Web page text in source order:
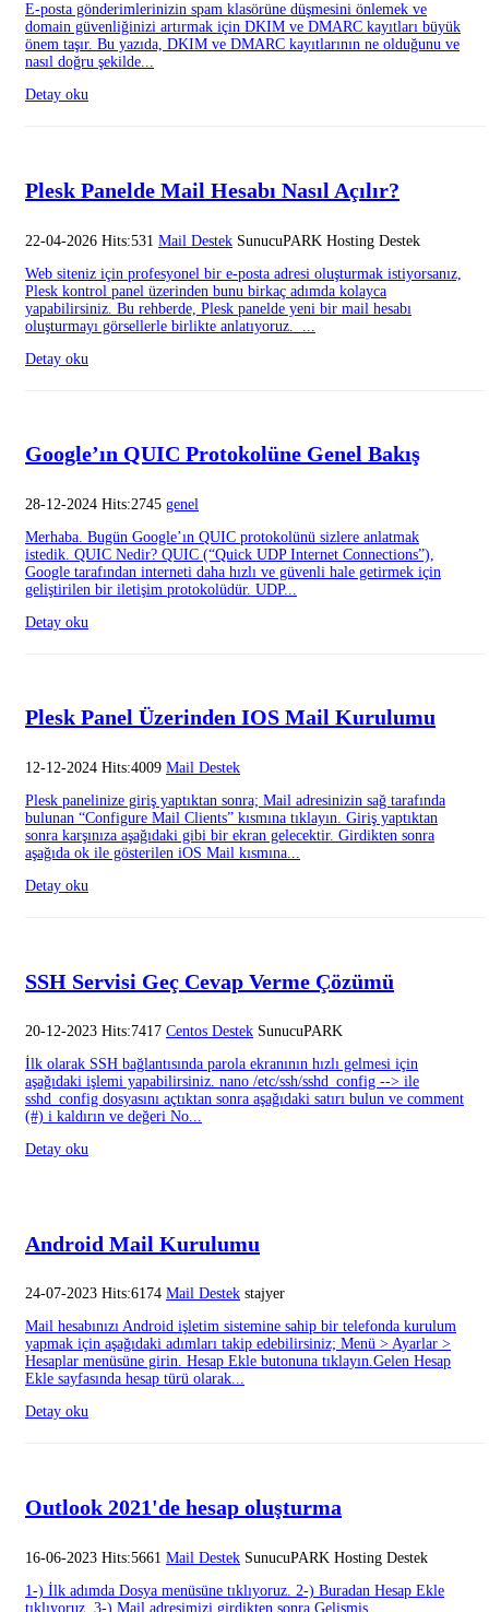
E-posta gönderimlerinizin spam klasörüne düşmesini önlemek ve
domain güvenliğinizi artırmak için DKIM ve DMARC kayıtları büyük
önem taşır. Bu yazıda, DKIM ve DMARC kayıtlarının ne olduğunu ve
nasıl doğru şekilde...
Detay oku
Plesk Panelde Mail Hesabı Nasıl Açılır?
22-04-2026 Hits:531 Mail Destek SunucuPARK Hosting Destek
Web siteniz için profesyonel bir e-posta adresi oluşturmak istiyorsanız,
Plesk kontrol panel üzerinden bunu birkaç adımda kolayca
yapabilirsiniz. Bu rehberde, Plesk panelde yeni bir mail hesabı
oluşturmayı görsellerle birlikte anlatıyoruz. ...
Detay oku
Google’ın QUIC Protokolüne Genel Bakış
28-12-2024 Hits:2745 genel
Merhaba. Bugün Google’ın QUIC protokolünü sizlere anlatmak
istedik. QUIC Nedir? QUIC (“Quick UDP Internet Connections”),
Google tarafından interneti daha hızlı ve güvenli hale getirmek için
geliştirilen bir iletişim protokolüdür. UDP...
Detay oku
Plesk Panel Üzerinden IOS Mail Kurulumu
12-12-2024 Hits:4009 Mail Destek
Plesk panelinize giriş yaptıktan sonra; Mail adresinizin sağ tarafında
bulunan “Configure Mail Clients” kısmına tıklayın. Giriş yaptıktan
sonra karşınıza aşağıdaki gibi bir ekran gelecektir. Girdikten sonra
aşağıda ok ile gösterilen iOS Mail kısmına...
Detay oku
SSH Servisi Geç Cevap Verme Çözümü
20-12-2023 Hits:7417 Centos Destek SunucuPARK
İlk olarak SSH bağlantısında parola ekranının hızlı gelmesi için
aşağıdaki işlemi yapabilirsiniz. nano /etc/ssh/sshd_config --> ile
sshd_config dosyasını açtıktan sonra aşağıdaki satırı bulun ve comment
(#) i kaldırın ve değeri No...
Detay oku
Android Mail Kurulumu
24-07-2023 Hits:6174 Mail Destek stajyer
Mail hesabınızı Android işletim sistemine sahip bir telefonda kurulum
yapmak için aşağıdaki adımları takip edebilirsiniz; Menü > Ayarlar >
Hesaplar menüsüne girin. Hesap Ekle butonuna tıklayın.Gelen Hesap
Ekle sayfasında hesap türü olarak...
Detay oku
Outlook 2021'de hesap oluşturma
16-06-2023 Hits:5661 Mail Destek SunucuPARK Hosting Destek
1-) İlk adımda Dosya menüsüne tıklıyoruz. 2-) Buradan Hesap Ekle
tıklıyoruz. 3-) Mail adresimizi girdikten sonra Gelişmiş